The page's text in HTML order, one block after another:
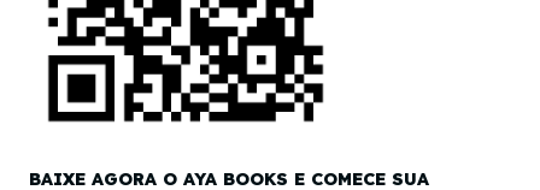
BAIXE AGORA O AYA BOOKS E COMECE SUA